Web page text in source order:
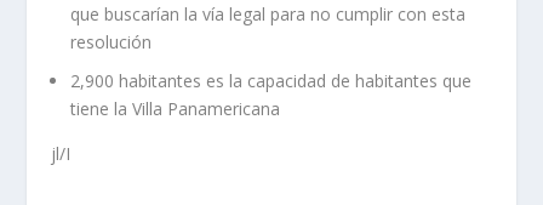
que buscarían la vía legal para no cumplir con esta
resolución
2,900 habitantes es la capacidad de habitantes que
tiene la Villa Panamericana
jl/I